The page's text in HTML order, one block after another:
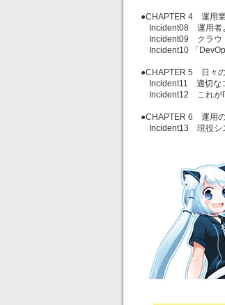
●CHAPTER 4 運用
Incident08 運用者
Incident09 クラウ
Incident10 「
●CHAPTER 5 日々
Incident11 適切な
Incident12 これが
●CHAPTER 6 運用
Incident13 現役シ